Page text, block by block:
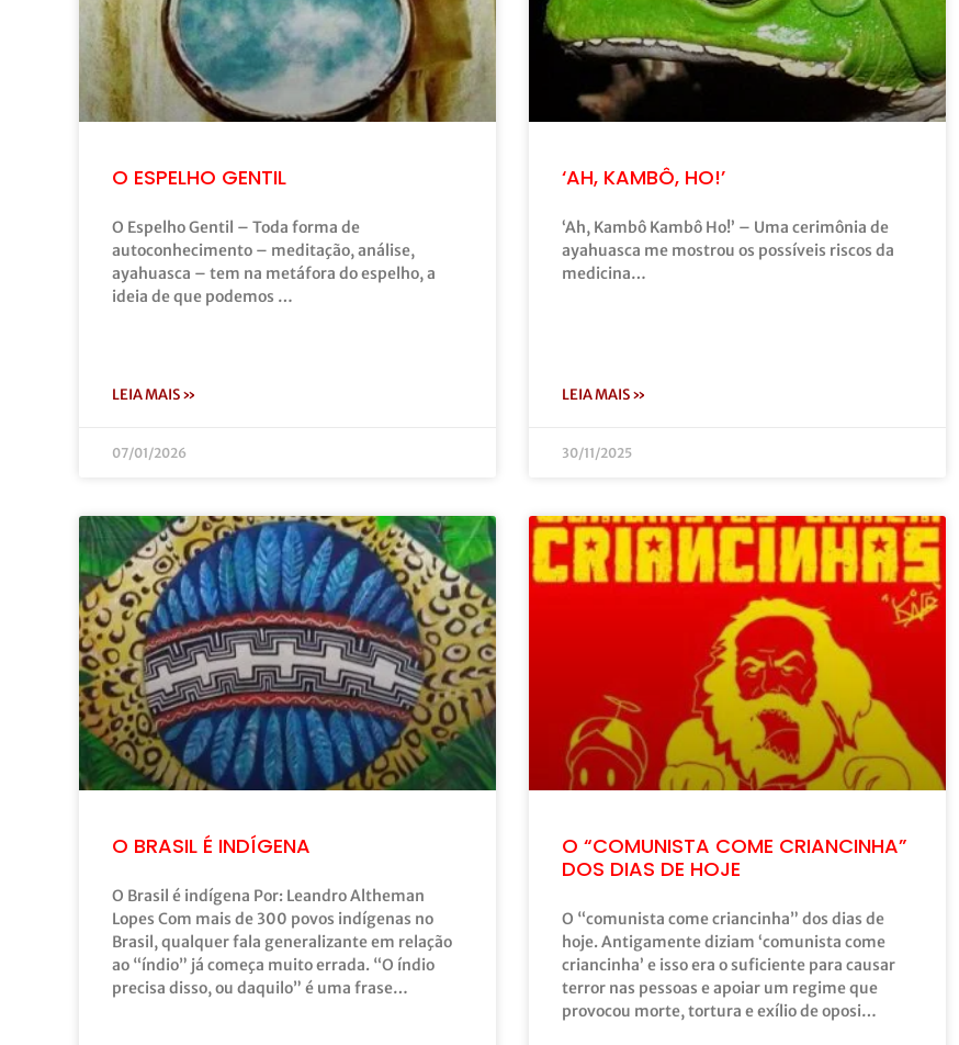
O ESPELHO GENTIL
O Espelho Gentil – Toda forma de
autoconhecimento – meditação, análise,
ayahuasca – tem na metáfora do espelho, a
ideia de que podemos …
LEIA MAIS »
07/01/2026
‘AH, KAMBÔ, HO!’
‘Ah, Kambô Kambô Ho!’ – Uma cerimônia de
ayahuasca me mostrou os possíveis riscos da
medicina…
LEIA MAIS »
30/11/2025
O BRASIL É INDÍGENA
O Brasil é indígena Por: Leandro Altheman
Lopes Com mais de 300 povos indígenas no
Brasil, qualquer fala generalizante em relação
ao “índio” já começa muito errada. “O índio
precisa disso, ou daquilo” é uma frase…
O “COMUNISTA COME CRIANCINHA”
DOS DIAS DE HOJE
O “comunista come criancinha” dos dias de
hoje. Antigamente diziam ‘comunista come
criancinha’ e isso era o suficiente para causar
terror nas pessoas e apoiar um regime que
provocou morte, tortura e exílio de oposi…